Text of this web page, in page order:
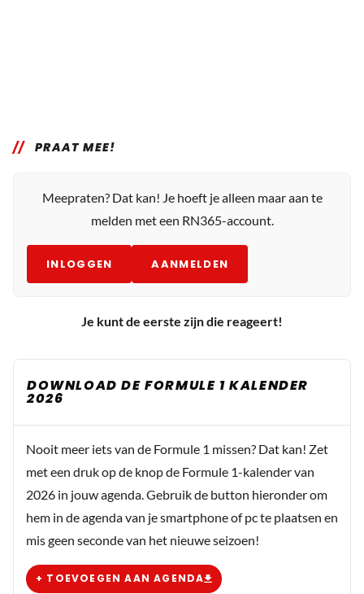
PRAAT MEE!
Meepraten? Dat kan! Je hoeft je alleen maar aan te
melden met een RN365-account.
INLOGGEN AANMELDEN
Je kunt de eerste zijn die reageert!
DOWNLOAD DE FORMULE 1 KALENDER
2026
Nooit meer iets van de Formule 1 missen? Dat kan! Zet
met een druk op de knop de Formule 1-kalender van
2026 in jouw agenda. Gebruik de button hieronder om
hem in de agenda van je smartphone of pc te plaatsen en
mis geen seconde van het nieuwe seizoen!
+ TOEVOEGEN AAN AGENDA